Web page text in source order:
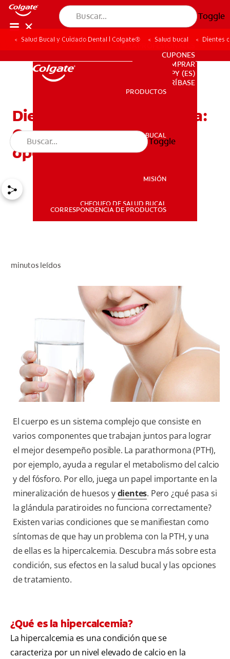
Toggle
PRODUCTOS
SALUD BUCAL
PARA PROFESIONALES
CUPONES
DONDE COMPRAR
PARA PROFESIONALES
CUPONES
DONDE COMPRAR
PY (ES)
SUSCRÍBASE
PRODUCTOS
SALUD BUCAL
MISIÓN
CHEQUEO DE SALUD BUCAL
CORRESPONDENCIA DE PRODUCTOS
Toggle
Salud Bucal y Cuidado Dental | Colgate® Salud bucal Dientes
Dientes con hipercalcemia:
Qué es y cuáles son las
opciones de tratamiento
minutos leídos
El cuerpo es un sistema complejo que consiste en
varios componentes que trabajan juntos para lograr
el mejor desempeño posible. La parathormona (PTH),
por ejemplo, ayuda a regular el metabolismo del calcio
y del fósforo. Por ello, juega un papel importante en la
mineralización de huesos ydientes. Pero ¿qué pasa si
la glándula paratiroides no funciona correctamente?
Existen varias condiciones que se manifiestan como
síntomas de que hay un problema con la PTH, y una
de ellas es la hipercalcemia. Descubra más sobre esta
condición, sus efectos en la salud bucal y las opciones
de tratamiento.
¿Qué es la hipercalcemia?
La hipercalcemia es una condición que se
caracteriza por un nivel elevado de calcio en la